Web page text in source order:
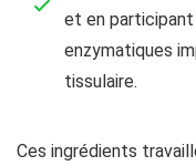
et en
enzymatiques
tissulaire.
Ces ingrédients